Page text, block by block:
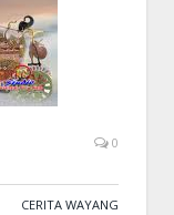
0
CERITA WAYANG